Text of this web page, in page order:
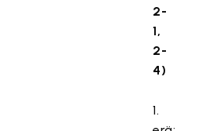
2-
1,
2-
4)
1.